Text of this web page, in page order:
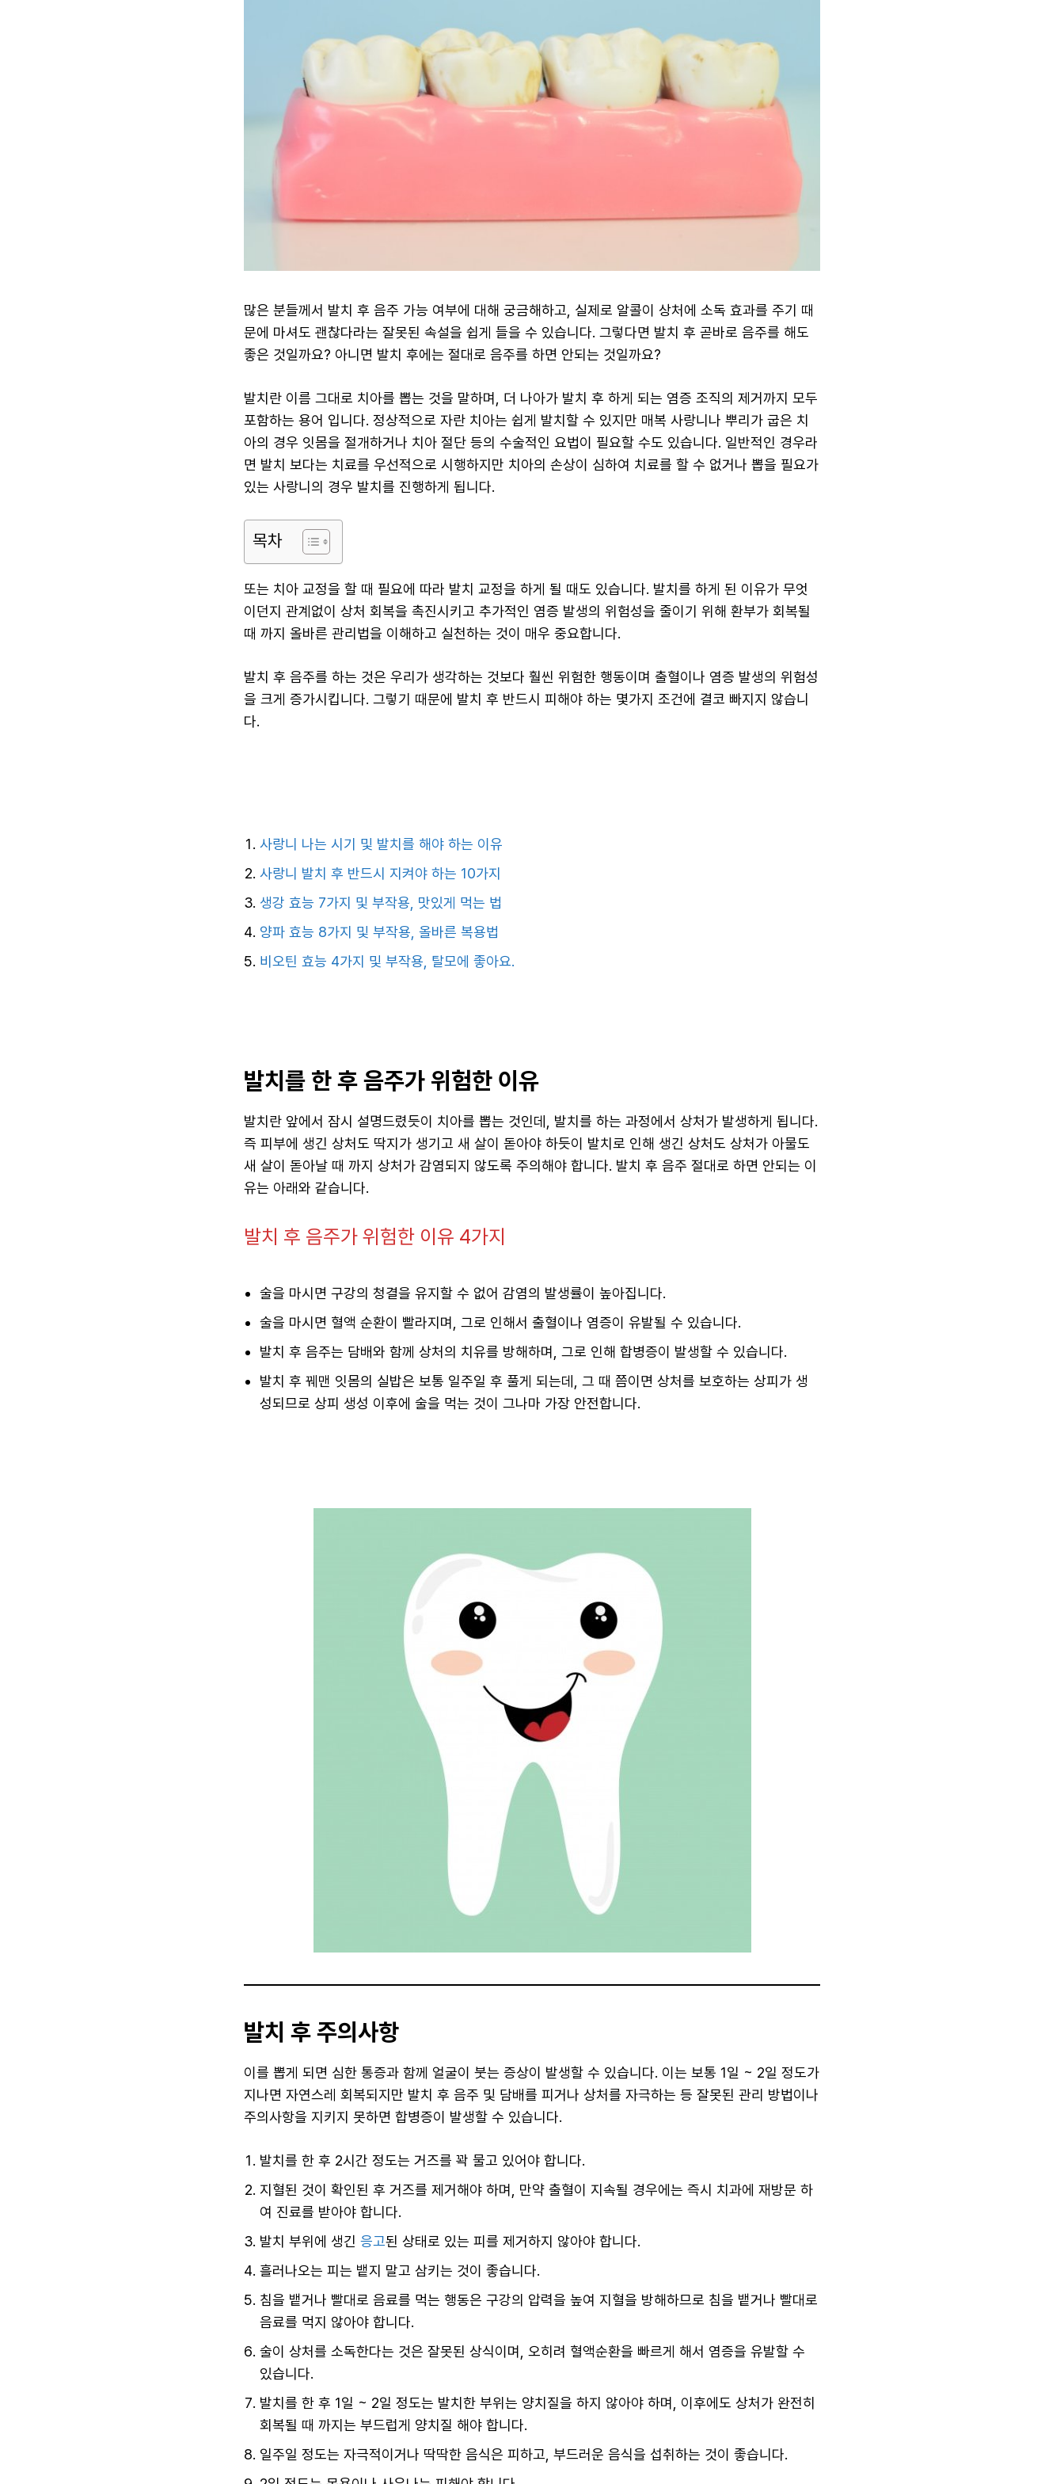
많은 분들께서 발치 후 음주 가능 여부에 대해 궁금해하고, 실제로 알콜이 상처에 소독 효과를 주기 때
문에 마셔도 괜찮다라는 잘못된 속설을 쉽게 들을 수 있습니다. 그렇다면 발치 후 곧바로 음주를 해도
좋은 것일까요? 아니면 발치 후에는 절대로 음주를 하면 안되는 것일까요?
발치란 이름 그대로 치아를 뽑는 것을 말하며, 더 나아가 발치 후 하게 되는 염증 조직의 제거까지 모두
포함하는 용어 입니다. 정상적으로 자란 치아는 쉽게 발치할 수 있지만 매복 사랑니나 뿌리가 굽은 치
아의 경우 잇몸을 절개하거나 치아 절단 등의 수술적인 요법이 필요할 수도 있습니다. 일반적인 경우라
면 발치 보다는 치료를 우선적으로 시행하지만 치아의 손상이 심하여 치료를 할 수 없거나 뽑을 필요가
있는 사랑니의 경우 발치를 진행하게 됩니다.
목차
또는 치아 교정을 할 때 필요에 따라 발치 교정을 하게 될 때도 있습니다. 발치를 하게 된 이유가 무엇
이던지 관계없이 상처 회복을 촉진시키고 추가적인 염증 발생의 위험성을 줄이기 위해 환부가 회복될
때 까지 올바른 관리법을 이해하고 실천하는 것이 매우 중요합니다.
발치 후 음주를 하는 것은 우리가 생각하는 것보다 훨씬 위험한 행동이며 출혈이나 염증 발생의 위험성
을 크게 증가시킵니다. 그렇기 때문에 발치 후 반드시 피해야 하는 몇가지 조건에 결코 빠지지 않습니
다.
사랑니 나는 시기 및 발치를 해야 하는 이유
사랑니 발치 후 반드시 지켜야 하는 10가지
생강 효능 7가지 및 부작용 , 맛있게 먹는 법
양파 효능 8가지 및 부작용, 올바른 복용법
비오틴 효능 4가지 및 부작용, 탈모에 좋아요.
발치를 한 후 음주가 위험한 이유
발치란 앞에서 잠시 설명드렸듯이 치아를 뽑는 것인데, 발치를 하는 과정에서 상처가 발생하게 됩니다.
즉 피부에 생긴 상처도 딱지가 생기고 새 살이 돋아야 하듯이 발치로 인해 생긴 상처도 상처가 아물도
새 살이 돋아날 때 까지 상처가 감염되지 않도록 주의해야 합니다. 발치 후 음주 절대로 하면 안되는 이
유는 아래와 같습니다.
발치 후 음주가 위험한 이유 4가지
술을 마시면 구강의 청결을 유지할 수 없어 감염의 발생률이 높아집니다.
술을 마시면 혈액 순환이 빨라지며, 그로 인해서 출혈이나 염증이 유발될 수 있습니다.
발치 후 음주는 담배와 함께 상처의 치유를 방해하며, 그로 인해 합병증이 발생할 수 있습니다.
발치 후 꿰맨 잇몸의 실밥은 보통 일주일 후 풀게 되는데, 그 때 쯤이면 상처를 보호하는 상피가 생
성되므로 상피 생성 이후에 술을 먹는 것이 그나마 가장 안전합니다.
발치 후 주의사항
이를 뽑게 되면 심한 통증과 함께 얼굴이 붓는 증상이 발생할 수 있습니다. 이는 보통 1일 ~ 2일 정도가
지나면 자연스레 회복되지만 발치 후 음주 및 담배를 피거나 상처를 자극하는 등 잘못된 관리 방법이나
주의사항을 지키지 못하면 합병증이 발생할 수 있습니다.
발치를 한 후 2시간 정도는 거즈를 꽉 물고 있어야 합니다.
지혈된 것이 확인된 후 거즈를 제거해야 하며, 만약 출혈이 지속될 경우에는 즉시 치과에 재방문 하
여 진료를 받아야 합니다.
발치 부위에 생긴 응고된 상태로 있는 피를 제거하지 않아야 합니다.
흘러나오는 피는 뱉지 말고 삼키는 것이 좋습니다.
침을 뱉거나 빨대로 음료를 먹는 행동은 구강의 압력을 높여 지혈을 방해하므로 침을 뱉거나 빨대로
음료를 먹지 않아야 합니다.
술이 상처를 소독한다는 것은 잘못된 상식이며, 오히려 혈액순환을 빠르게 해서 염증을 유발할 수
있습니다.
발치를 한 후 1일 ~ 2일 정도는 발치한 부위는 양치질을 하지 않아야 하며, 이후에도 상처가 완전히
회복될 때 까지는 부드럽게 양치질 해야 합니다.
일주일 정도는 자극적이거나 딱딱한 음식은 피하고, 부드러운 음식을 섭취하는 것이 좋습니다.